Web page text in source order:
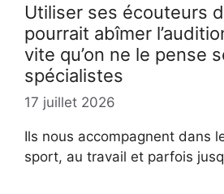
Utiliser ses écouteurs
pourrait abîmer
vite qu’on ne le pense
spécialistes
17 juillet 2026
Ils nous accompagnent dans
sport, au travail et parfois